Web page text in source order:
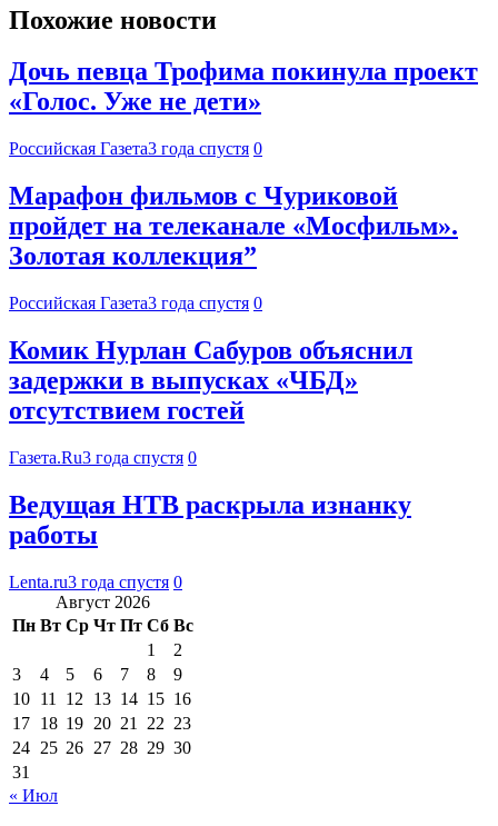
Похожие новости
Дочь певца Трофима покинула проект
«Голос. Уже не дети»
Российская Газета3 года спустя 0
Марафон фильмов с Чуриковой
пройдет на телеканале «Мосфильм».
Золотая коллекция”
Российская Газета3 года спустя 0
Комик Нурлан Сабуров объяснил
задержки в выпусках «ЧБД»
отсутствием гостей
Газета.Ru3 года спустя 0
Ведущая НТВ раскрыла изнанку
работы
Lenta.ru3 года спустя 0
Август 2026
Пн Вт Ср Чт Пт Сб Вс
1
2
3
4 5 6 7 8
9
10 11 12 13 14 15 16
17 18 19 20 21 22 23
24 25 26 27 28 29 30
31
« Июл